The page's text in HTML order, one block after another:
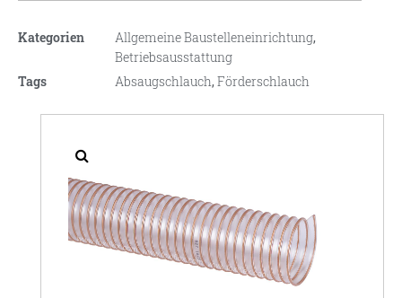
Kategorien Allgemeine Baustelleneinrichtung,
Betriebsausstattung
Tags
Absaugschlauch,Förderschlauch